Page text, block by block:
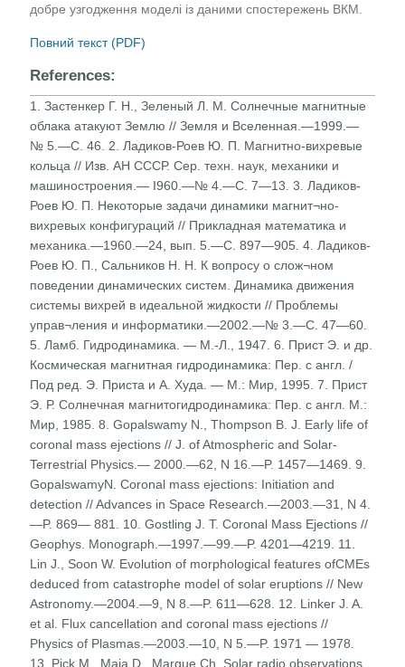
добре узгодження моделі із даними спостережень ВКМ.
Повний текст (PDF)
References:
1. Застенкер Г. Н., Зеленый Л. М. Солнечные магнитные
облака атакуют Землю // Земля и Вселенная.—1999.—
№ 5.—С. 46. 2. Ладиков-Роев Ю. П. Магнитно-вихревые
кольца // Изв. АН СССР. Сер. техн. наук, механики и
машиностроения.— I960.—№ 4.—С. 7—13. 3. Ладиков-
Роев Ю. П. Некоторые задачи динамики магнит¬но-
вихревых конфигураций // Прикладная математика и
механика.—1960.—24, вып. 5.—С. 897—905. 4. Ладиков-
Роев Ю. П., Сальников Н. Н. К вопросу о слож¬ном
поведении динамических систем. Динамика движения
системы вихрей в идеальной жидкости // Проблемы
управ¬ления и информатики.—2002.—№ 3.—С. 47—60.
5. Ламб. Гидродинамика. — М.-Л., 1947. 6. Прист Э. и др.
Космическая магнитная гидродинамика: Пер. с англ. /
Под ред. Э. Приста и А. Худа. — М.: Мир, 1995. 7. Прист
Э. Р. Солнечная магнитогидродинамика: Пер. с англ. М.:
Мир, 1985. 8. Gopalswamy N., Thompson B. J. Early life of
coronal mass ejections // J. of Atmospheric and Solar-
Terrestrial Physics.— 2000.—62, N 16.—P. 1457—1469. 9.
GopalswamyN. Coronal mass ejections: Initiation and
detection // Advances in Space Research.—2003.—31, N 4.
—P. 869— 881. 10. Gostling J. T. Coronal Mass Ejections //
Geophys. Monograph.—1997.—99.—P. 4201—4219. 11.
Lin J., Soon W. Evolution of morphological features ofCMEs
deduced from catastrophe model of solar eruptions // New
Astronomy.—2004.—9, N 8.—P. 611—628. 12. Linker J. A.
et al. Flux cancellation and coronal mass ejections //
Physics of Plasmas.—2003.—10, N 5.—P. 1971 — 1978.
13. Pick M., Maia D., Marque Ch. Solar radio observations